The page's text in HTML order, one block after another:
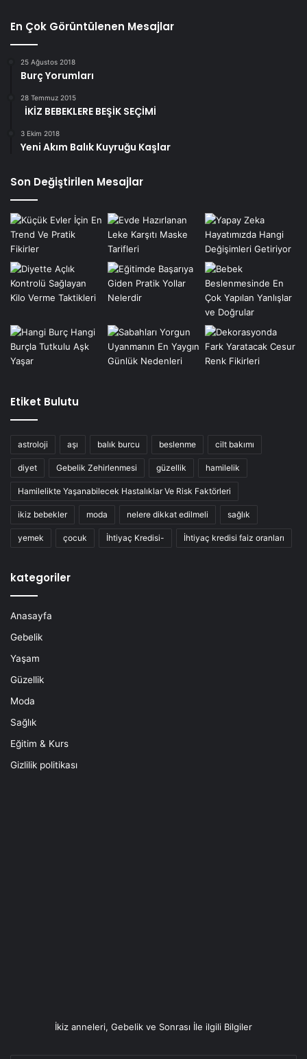
En Çok Görüntülenen Mesajlar
25 Ağustos 2018
Burç Yorumları
28 Temmuz 2015
İKİZ BEBEKLERE BEŞİK SEÇİMİ
3 Ekim 2018
Yeni Akım Balık Kuyruğu Kaşlar
Son Değiştirilen Mesajlar
Etiket Bulutu
astroloji aşı balık burcu beslenme cilt bakımı
diyet Gebelik Zehirlenmesi güzellik hamilelik
Hamilelikte Yaşanabilecek Hastalıklar Ve Risk Faktörleri
ikiz bebekler moda nelere dikkat edilmeli sağlık
yemek çocuk İhtiyaç Kredisi- İhtiyaç kredisi faiz oranları
kategoriler
Anasayfa
Gebelik
Yaşam
Güzellik
Moda
Sağlık
Eğitim & Kurs
Gizlilik politikası
İkiz anneleri, Gebelik ve Sonrası İle ilgili Bilgiler